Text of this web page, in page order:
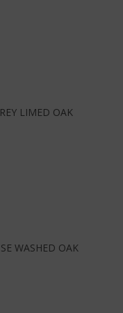
LIMED OAK
WASHED OAK